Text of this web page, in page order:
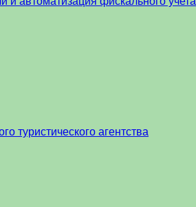
туристического агентства